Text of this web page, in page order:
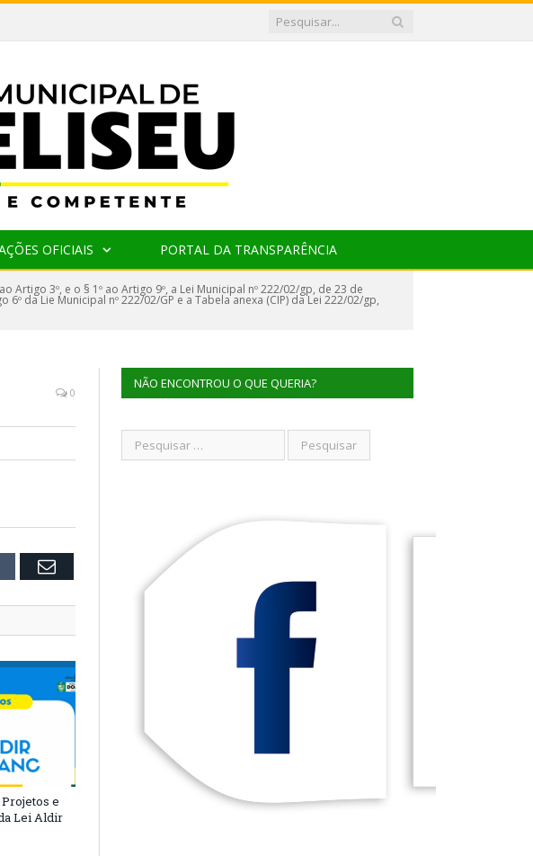
OFICIAIS PORTAL DA TRANSPARÊNCIA
Artigo 3º, e o § 1º ao Artigo 9º, a Lei Municipal nº 222/02/gp, de 23 de
6º da Lie Municipal nº 222/02/GP e a Tabela anexa (CIP) da Lei 222/02/gp,
0
Email
e
Lei Aldir
NÃO ENCONTROU O QUE QUERIA?